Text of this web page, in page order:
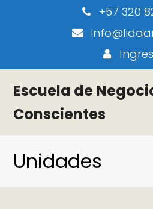
+57 320
Escuela de
Conscientes
Unidades